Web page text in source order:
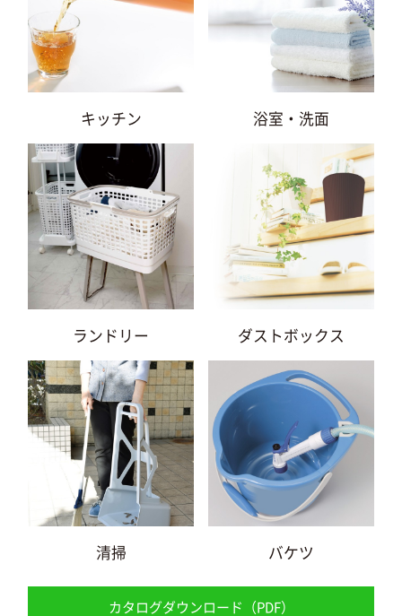
キッチン 浴室・洗面
ランドリー ダストボックス
清掃 バケツ
カタログダウンロード（PDF）